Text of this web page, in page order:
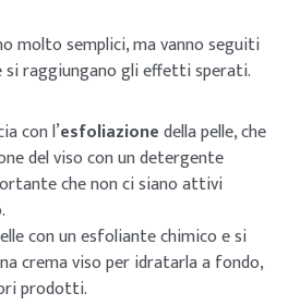
molto semplici, ma vanno seguiti
raggiungano gli effetti sperati.
con l’esfoliazionedella pelle, che
del viso con un detergente
che non ci siano attivi
con un esfoliante chimico e si
crema viso per idratarla a fondo,
prodotti.